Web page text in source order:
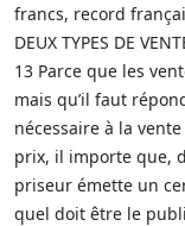
francs, record
DEUX TYPES DE
13 Parce que les
mais qu’il faut
nécessaire à la
prix, il importe que,
priseur émette un
quel doit être le